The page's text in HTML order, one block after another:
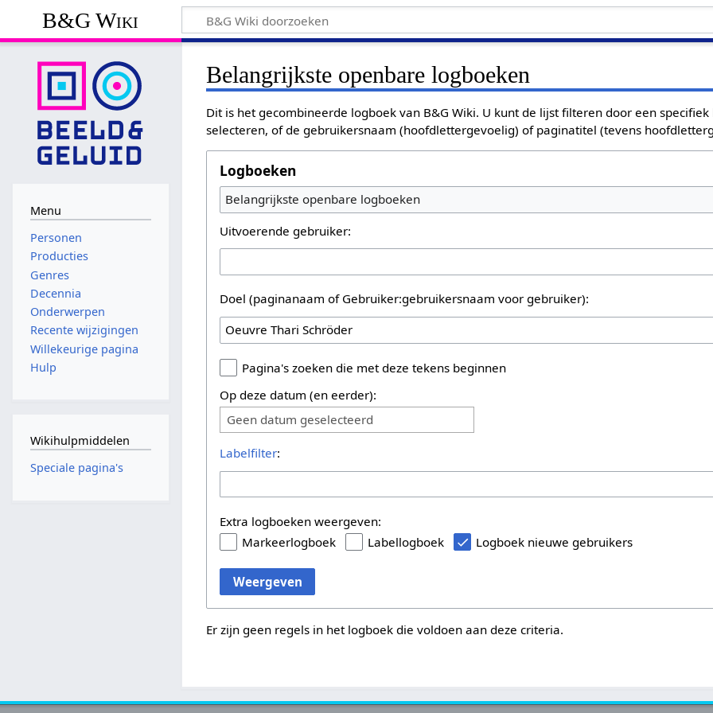
B&G Wiki
Belangrijkste openbare logboeken
Dit is het gecombineerde logboek van B&G Wiki. U kunt de lijst filteren door een
selecteren, of de gebruikersnaam (hoofdlettergevoelig) of paginatitel (tevens
Logboeken
Belangrijkste openbare logboeken
Uitvoerende gebruiker:
Doel (paginanaam of Gebruiker:gebruikersnaam voor gebruiker):
Pagina's zoeken die met deze tekens beginnen
Op deze datum (en eerder):
Geen datum geselecteerd
Labelfilter:
Extra logboeken weergeven:
Markeerlogboek
Labellogboek Logboek nieuwe gebruikers
Weergeven
Er zijn geen regels in het logboek die voldoen aan deze criteria.
Menu
Personen
Producties
Genres
Decennia
Onderwerpen
Recente wijzigingen
Willekeurige pagina
Hulp
Wikihulpmiddelen
Speciale pagina's